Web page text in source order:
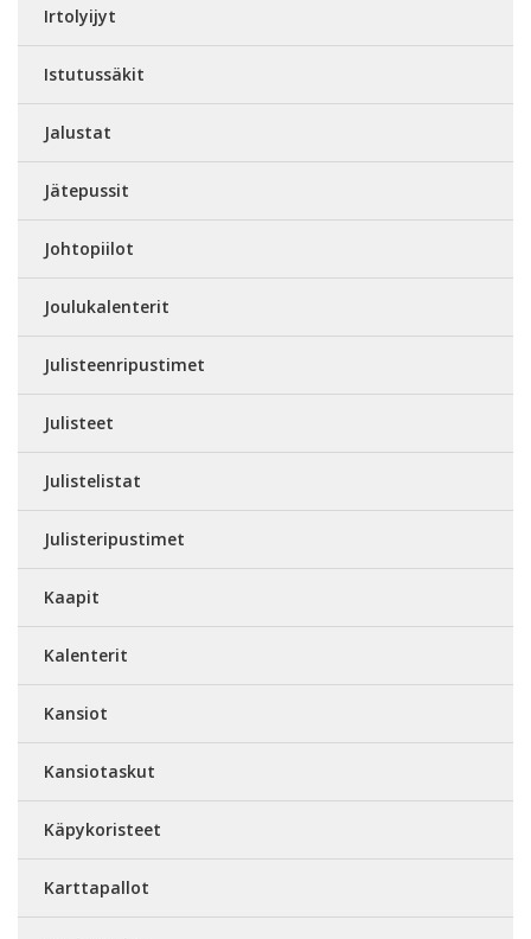
Irtolyijyt
Istutussäkit
Jalustat
Jätepussit
Johtopiilot
Joulukalenterit
Julisteenripustimet
Julisteet
Julistelistat
Julisteripustimet
Kaapit
Kalenterit
Kansiot
Kansiotaskut
Käpykoristeet
Karttapallot